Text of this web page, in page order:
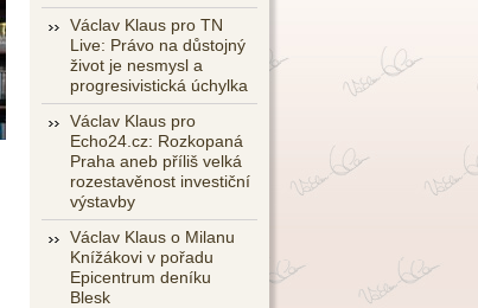
Václav Klaus pro TN
Live: Právo na důstojný
život je nesmysl a
progresivistická úchylka
Václav Klaus pro
Echo24.cz: Rozkopaná
Praha aneb příliš velká
rozestavěnost investiční
výstavby
Václav Klaus o Milanu
Knížákovi v pořadu
Epicentrum deníku
Blesk